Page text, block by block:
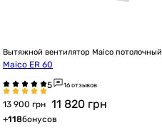
Вытяжной вентилятор Maico потолочный
Maico ER 60
16 отзывов
13 900 грн 11 820 грн
+118бонусов